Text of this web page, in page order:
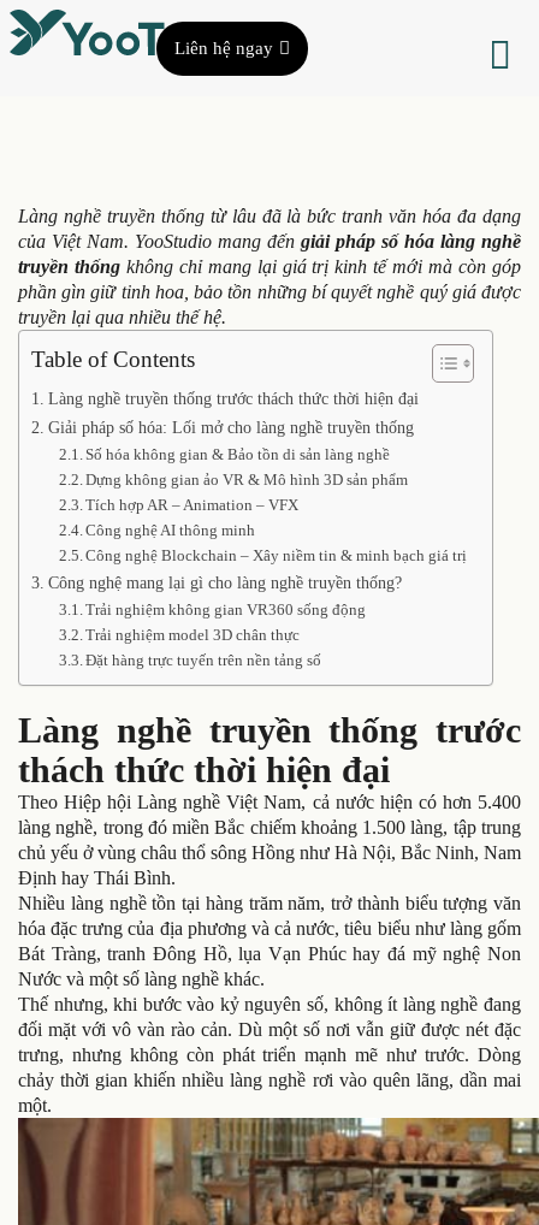
Liên hệ ngay
Làng nghề truyền thống từ lâu đã là bức tranh văn hóa đa dạng
của Việt Nam. YooStudio mang đến giải pháp số hóa làng nghề
truyền thốngkhông chỉ mang lại giá trị kinh tế mới mà còn góp
phần gìn giữ tinh hoa, bảo tồn những bí quyết nghề quý giá được
truyền lại qua nhiều thế hệ.
Table of Contents
Làng nghề truyền thống trước thách thức thời hiện đại
Giải pháp số hóa: Lối mở cho làng nghề truyền thống
Số hóa không gian & Bảo tồn di sản làng nghề
Dựng không gian ảo VR & Mô hình 3D sản phẩm
Tích hợp AR – Animation – VFX
Công nghệ AI thông minh
Công nghệ Blockchain – Xây niềm tin & minh bạch giá trị
Công nghệ mang lại gì cho làng nghề truyền thống?
Trải nghiệm không gian VR360 sống động
Trải nghiệm model 3D chân thực
Đặt hàng trực tuyến trên nền tảng số
Làng nghề truyền thống trước
thách thức thời hiện đại
Theo Hiệp hội Làng nghề Việt Nam, cả nước hiện có hơn 5.400
làng nghề, trong đó miền Bắc chiếm khoảng 1.500 làng, tập trung
chủ yếu ở vùng châu thổ sông Hồng như Hà Nội, Bắc Ninh, Nam
Định hay Thái Bình.
Nhiều làng nghề tồn tại hàng trăm năm, trở thành biểu tượng văn
hóa đặc trưng của địa phương và cả nước, tiêu biểu như làng gốm
Bát Tràng, tranh Đông Hồ, lụa Vạn Phúc hay đá mỹ nghệ Non
Nước và một số làng nghề khác.
Thế nhưng, khi bước vào kỷ nguyên số, không ít làng nghề đang
đối mặt với vô vàn rào cản. Dù một số nơi vẫn giữ được nét đặc
trưng, nhưng không còn phát triển mạnh mẽ như trước. Dòng
chảy thời gian khiến nhiều làng nghề rơi vào quên lãng, dần mai
một.